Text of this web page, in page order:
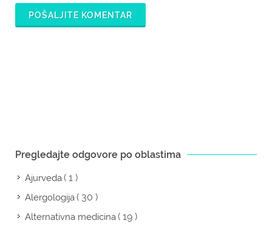
POŠALJITE KOMENTAR
Pregledajte odgovore po oblastima
Ajurveda( 1 )
Alergologija( 30 )
Alternativna medicina( 19 )